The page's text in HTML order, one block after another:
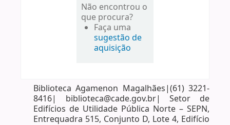
Não encontrou o
que procura?
Faça uma
sugestão de
aquisição
Biblioteca Agamenon Magalhães|(61) 3221-
8416| biblioteca@cade.gov.br| Setor de
Edifícios de Utilidade Pública Norte – SEPN,
Entrequadra 515, Conjunto D, Lote 4, Edifício